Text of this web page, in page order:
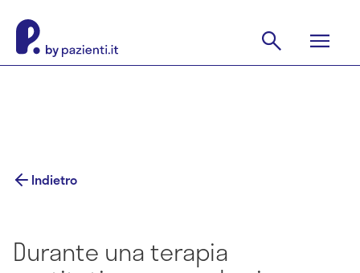
Indietro
Durante una terapia